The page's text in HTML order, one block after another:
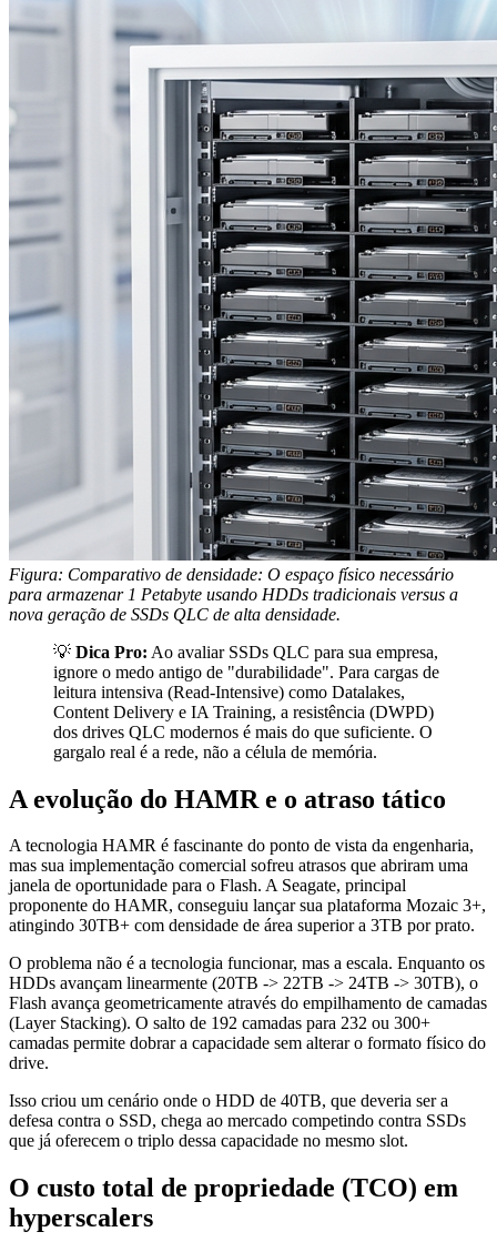
Figura: Comparativo de densidade: O espaço físico necessário
para armazenar 1 Petabyte usando HDDs tradicionais versus a
nova geração de SSDs QLC de alta densidade.
💡 Dica Pro: Ao avaliar SSDs QLC para sua empresa,
ignore o medo antigo de "durabilidade". Para cargas de
leitura intensiva (Read-Intensive) como Datalakes,
Content Delivery e IA Training, a resistência (DWPD)
dos drives QLC modernos é mais do que suficiente. O
gargalo real é a rede, não a célula de memória.
A evolução do HAMR e o atraso tático
A tecnologia HAMR é fascinante do ponto de vista da engenharia,
mas sua implementação comercial sofreu atrasos que abriram uma
janela de oportunidade para o Flash. A Seagate, principal
proponente do HAMR, conseguiu lançar sua plataforma Mozaic 3+,
atingindo 30TB+ com densidade de área superior a 3TB por prato.
O problema não é a tecnologia funcionar, mas a escala. Enquanto os
HDDs avançam linearmente (20TB -> 22TB -> 24TB -> 30TB), o
Flash avança geometricamente através do empilhamento de camadas
(Layer Stacking). O salto de 192 camadas para 232 ou 300+
camadas permite dobrar a capacidade sem alterar o formato físico do
drive.
Isso criou um cenário onde o HDD de 40TB, que deveria ser a
defesa contra o SSD, chega ao mercado competindo contra SSDs
que já oferecem o triplo dessa capacidade no mesmo slot.
O custo total de propriedade (TCO) em
hyperscalers